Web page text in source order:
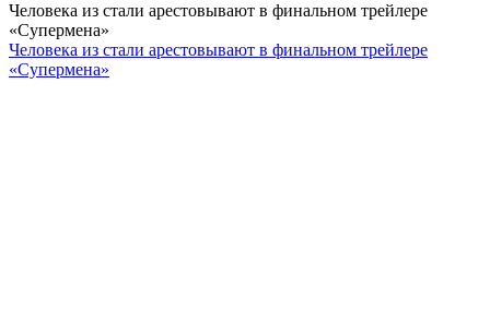
Человека из стали арестовывают в финальном трейлере
«Супермена»
Человека из стали арестовывают в финальном трейлере
«Супермена»